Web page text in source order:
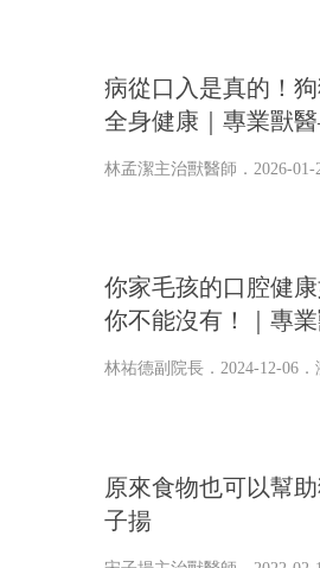
病從口入是真的！
全身健康｜專業獸
林孟潔主治獸醫師 ．2026-01-
你家毛孩的口腔健
你不能沒有！｜專
林祐德副院長 ．2024-12-06．
原來食物也可以幫
子揚